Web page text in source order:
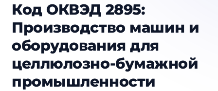
Код ОКВЭД 2895:
Производство машин и
оборудования для
целлюлозно-бумажной
промышленности